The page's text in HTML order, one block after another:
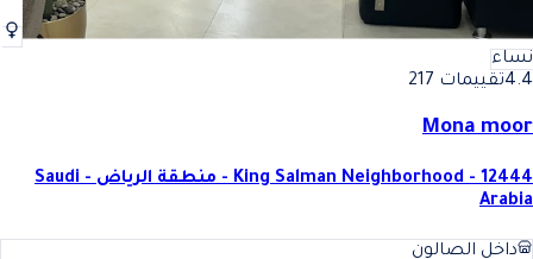
نساء
4.4تقييمات 217
Mona moor
King Salman Neighborhood - 12444 - منطقة الرياض - Saudi
Arabia
داخل الصالون